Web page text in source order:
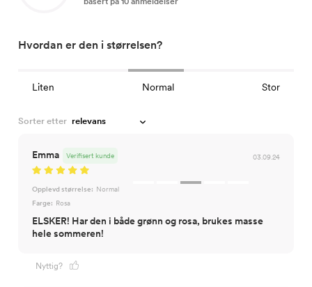
Hvordan er den i størrelsen?
Liten Normal Stor
Sorter etter
Emma 03.09.24
Verifisert kunde
Opplevd størrelse: Normal
Farge: Rosa
ELSKER! Har den i både grønn og rosa, brukes masse
hele sommeren!
Nyttig?